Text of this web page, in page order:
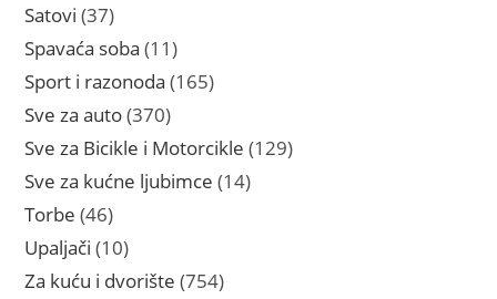
Satovi 3737
proizvoda
Spavaća soba 1111
proizvoda
Sport i razonoda 165165
Sve za auto 370370
proizvoda
Sve za Bicikle i Motorcikle 129129
Sve za kućne ljubimce 1414
Torbe 4646
proizvoda
Upaljači 1010
proizvoda
Za kuću i dvorište 754754